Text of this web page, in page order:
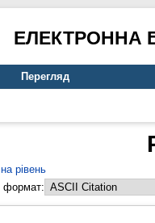
ЕЛЕКТРОННА
Перегляд
рівень
формат: